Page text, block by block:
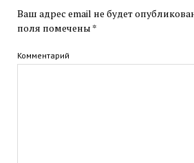
Ваш адрес email не будет
поля помечены *
Комментарий